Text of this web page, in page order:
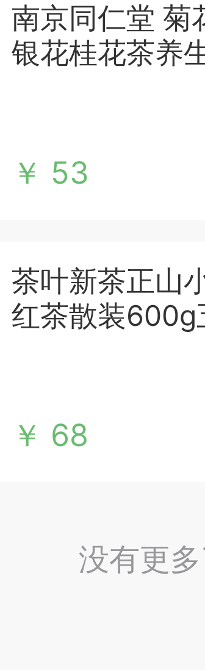
南京同仁堂 菊花决明子茶 枸杞牛蒡根金
银花桂花茶养
￥ 53
茶叶新茶正山
红茶散装600g
￥ 68
没有更